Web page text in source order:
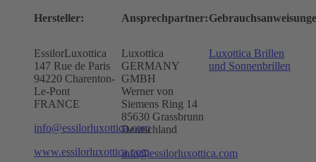
Hersteller:
EssilorLuxottica
147 Rue de Paris
94220 Charenton-
Le-Pont
FRANCE
info@essilorluxottica.com
www.essilorluxottica.com
Ansprechpartner:
Luxottica
GERMANY
GMBH
Werner von
Siemens Ring 14
85630 Grassbrunn
Deutschland
info@essilorluxottica.com
Luxottica Brillen
und Sonnenbrillen